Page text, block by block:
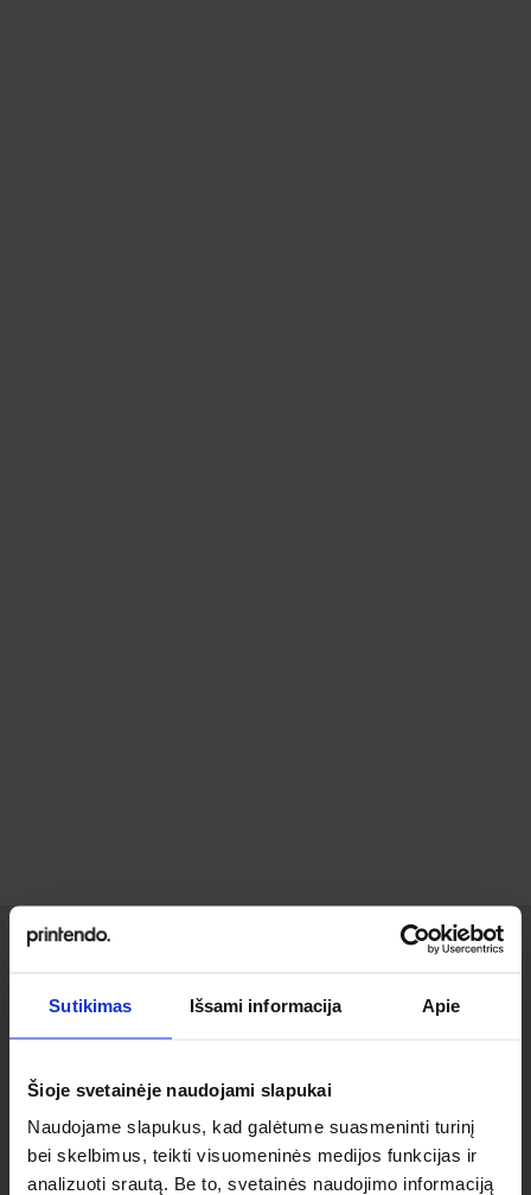
Sutikimas Išsami informacija Apie
Šioje svetainėje naudojami slapukai
Naudojame slapukus, kad galėtume suasmeninti turinį
bei skelbimus, teikti visuomeninės medijos funkcijas ir
analizuoti srautą. Be to, svetainės naudojimo informaciją
Ieškai
individualaus
sprendimo?
Susisiek su mumis dėl